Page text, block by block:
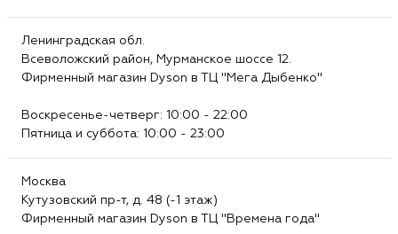
Ленинградская обл.
Всеволожский район, Мурманское шоссе 12.
Фирменный магазин Dyson в ТЦ "Мега Дыбенко"
Воскресенье-четверг: 10:00 - 22:00
Пятница и суббота: 10:00 - 23:00
Москва
Кутузовский пр-т, д. 48 (-1 этаж)
Фирменный магазин Dyson в ТЦ "Времена года"